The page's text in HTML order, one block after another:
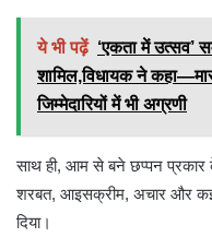
ये भी पढ़ें ‘एकता में उत्सव’
शामिल,विधायक ने
जिम्मेदारियों में भी अग्रणी
साथ ही, आम से बने छप्पन प्रकार
शरबत, आइसक्रीम, अचार और कई
दिया।